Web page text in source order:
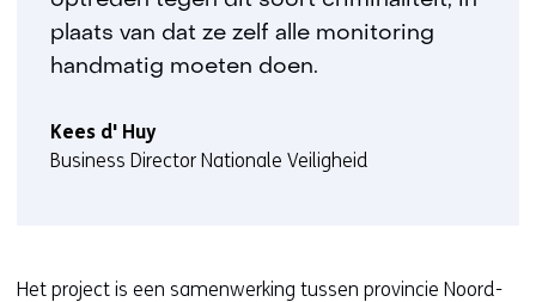
e
n
s
r
plaats van dat ze zelf alle monitoring
handmatig moeten doen.
Kees d' Huy
Business Director Nationale Veiligheid
Het project is een samenwerking tussen provincie Noord-